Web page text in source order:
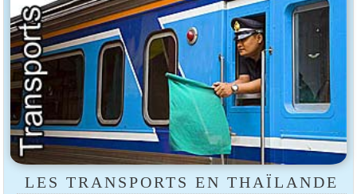
LES TRANSPORTS EN THAÏLANDE